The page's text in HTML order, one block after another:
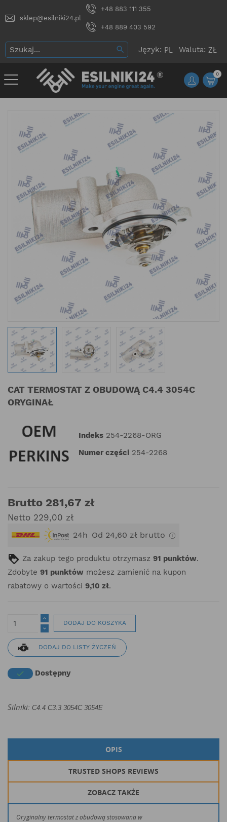
sklep@esilniki24.pl
+48 883 111 355
+48 889 403 592
Język: Waluta:
0
CAT TERMOSTAT Z OBUDOWĄ C4.4 3054C
ORYGINAŁ
Indeks 254-2268-ORG
Numer części 254-2268
Brutto 281,67 zł
Netto 229,00 zł
24h Od 24,60 zł brutto
Za zakup tego produktu otrzymasz 91 punktów.
Zdobyte 91 punktów możesz zamienić na kupon
rabatowy o wartości 9,10 zł.
DODAJ DO KOSZYKA
DODAJ DO LISTY ŻYCZEŃ
 Dostępny
Silniki: C4.4 C3.3 3054C 3054E
OPIS
TRUSTED SHOPS REVIEWS
ZOBACZ TAKŻE
Oryginalny termostat z obudową stosowana w